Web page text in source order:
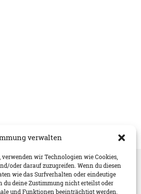
verwalten
wir Technologien wie Cookies,
oder darauf zuzugreifen. Wenn du diesen
wie das Surfverhalten oder eindeutige
du deine Zustimmung nicht erteilst oder
und Funktionen beeinträchtigt werden.